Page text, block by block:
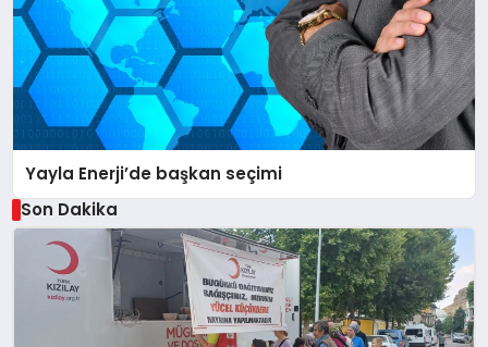
Yayla Enerji’de başkan seçimi
Son Dakika